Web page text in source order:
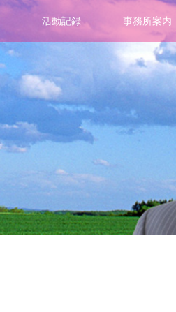
活動記録 事務所案内